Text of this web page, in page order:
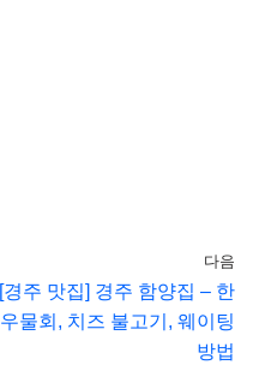
다음
[경주 맛집] 경주 함양집 – 한
우물회, 치즈 불고기, 웨이팅
방법